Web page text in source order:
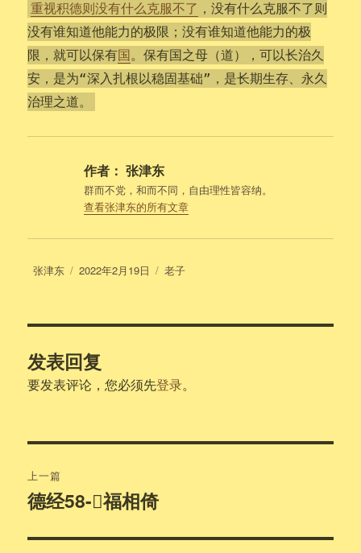
重视积德则没有什么克服不了 ，没有什么克服不了则
没有谁知道他能力的极限；没有谁知道他能力的极
限，就可以保有国。保有国之母（道），可以长治久
安，是为“深入扎根以稳固基础”，是长期生存、永久
治理之道。
作者： 张津东
群而不党，和而不同，自由理性皆容纳。
查看张津东的所有文章
作
张津东
发
2022年2月19日
分
老子
发表回复
要发表评论，您必须先登录。
章
上一篇
上
文
德经58-𢢸福相倚